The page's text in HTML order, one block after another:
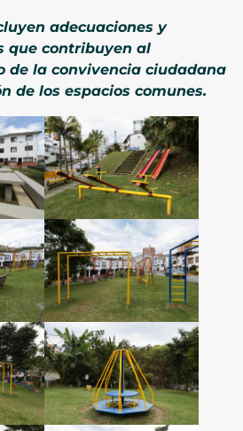
adecuaciones y
que contribuyen al
de la convivencia ciudadana
de los espacios comunes.